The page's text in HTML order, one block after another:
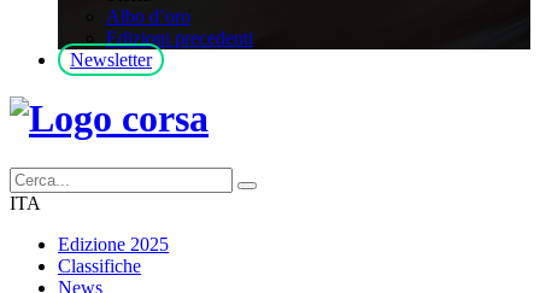
Albo d’oro
Edizioni precedenti
Newsletter
ITA
Edizione 2025
Classifiche
News